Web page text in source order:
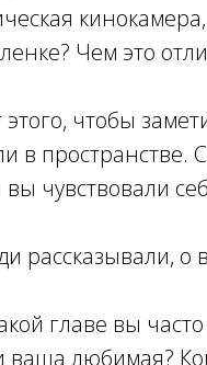
Чем это
чтобы
в пространстве.
чувствовали
рассказывали, о
главе вы
ваша любимая?